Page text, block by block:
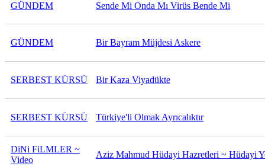
GÜNDEM Sende Mi Onda Mı Virüs Bende Mi
GÜNDEM Bir Bayram Müjdesi Askere
SERBEST KÜRSÜ Bir Kaza Viyadükte
SERBEST KÜRSÜ Türkiye'li Olmak Ayrıcalıktır
DiNi FiLMLER ~
Video
Aziz Mahmud Hüdayi Hazretleri ~ Hüdayi